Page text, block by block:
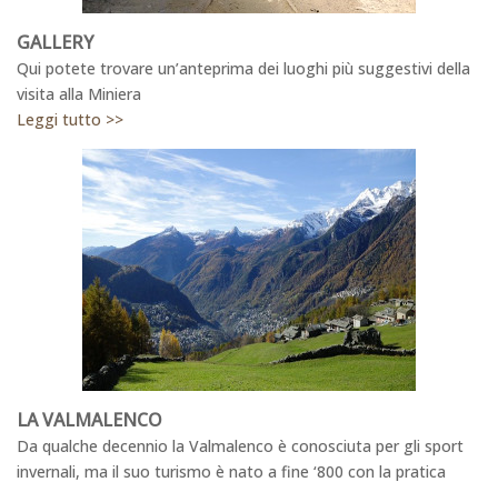
GALLERY
Qui potete trovare un’anteprima dei luoghi più suggestivi della
visita alla Miniera
Leggi tutto >>
LA VALMALENCO
Da qualche decennio la Valmalenco è conosciuta per gli sport
invernali, ma il suo turismo è nato a fine ‘800 con la pratica